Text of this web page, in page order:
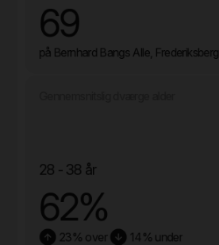
69
på Bernhard Bangs Alle, Frederiksberg
28 - 38 år
62%
23% over 14% under